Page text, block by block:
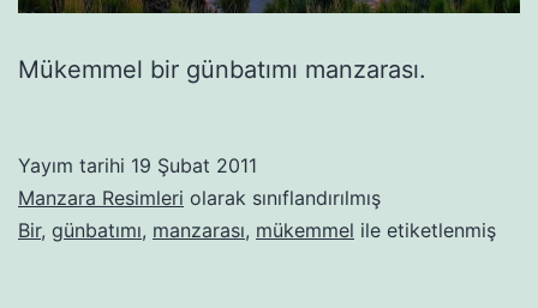
Mükemmel bir günbatımı manzarası.
Yayım tarihi 19 Şubat 2011
Manzara Resimleri olarak sınıflandırılmış
Bir, günbatımı, manzarası, mükemmel ile etiketlenmiş